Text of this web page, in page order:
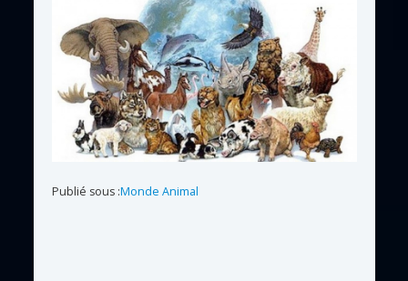
Publié sous :Monde Animal